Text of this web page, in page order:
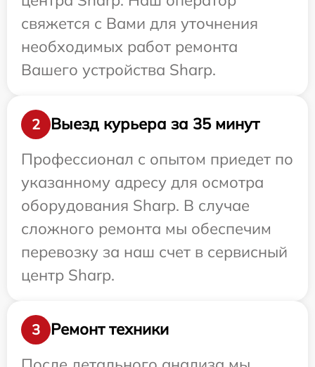
свяжется с Вами для уточнения
необходимых работ ремонта
Вашего устройства Sharp.
2
Выезд курьера за 35 минут
Профессионал с опытом приедет по
указанному адресу для осмотра
оборудования Sharp. В случае
сложного ремонта мы обеспечим
перевозку за наш счет в сервисный
центр Sharp.
3
Ремонт техники